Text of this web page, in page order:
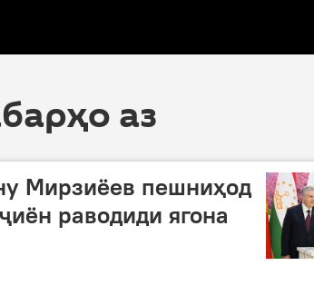
аз
Мирзиёев пешниҳод
раводиди ягона